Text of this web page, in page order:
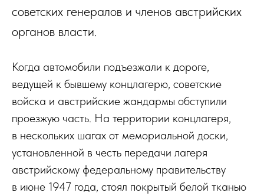
советских генералов и членов австрийских
органов власти.
Когда автомобили подъезжали к дороге,
ведущей к бывшему концлагерю, советские
войска и австрийские жандармы обступили
проезжую часть. На территории концлагеря,
в нескольких шагах от мемориальной доски,
установленной в честь передачи лагеря
австрийскому федеральному правительству
в июне 1947 года, стоял покрытый белой тканью